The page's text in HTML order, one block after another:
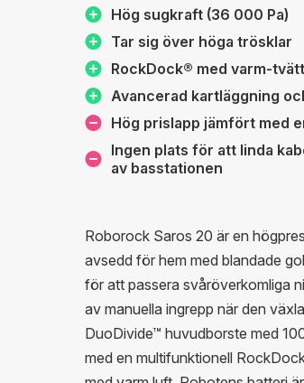
Hög sugkraft (36 000 Pa)
Tar sig över höga trösklar
RockDock® med varm-
Avancerad kartläggning
Hög prislapp jämfört med
Ingen plats för att linda
av basstationen
Roborock Saros 20 är en
avsedd för hem med blandade
för att passera svåröverkomliga
av manuella ingrepp när den
DuoDivide™ huvudborste med
med en multifunktionell